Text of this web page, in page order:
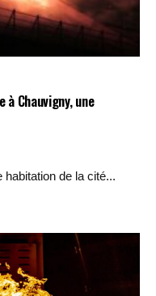
à Chauvigny, une
habitation de la cité...